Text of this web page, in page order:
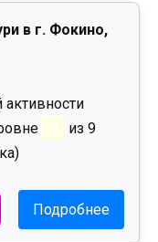
в г. Фокино,
0
из 9
Подробнее